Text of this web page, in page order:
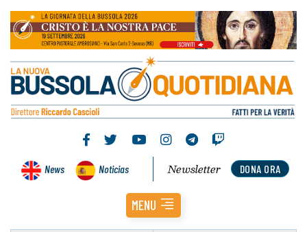
News Noticias DONA ORA
Newsletter
MENU